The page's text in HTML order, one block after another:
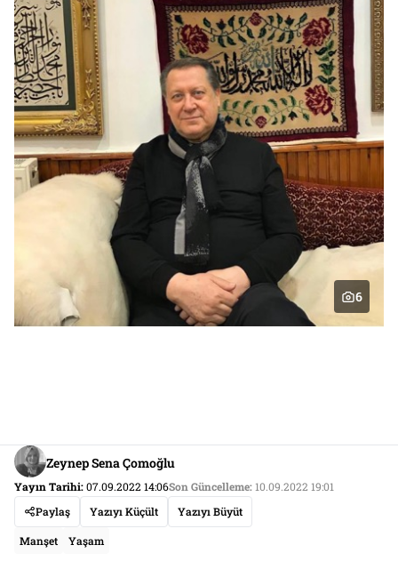
6
Zeynep Sena Çomoğlu
Yayın Tarihi:07.09.2022 14:06Son Güncelleme:10.09.2022 19:01
Paylaş
Yazıyı Küçült Yazıyı Büyüt
Manşet Yaşam